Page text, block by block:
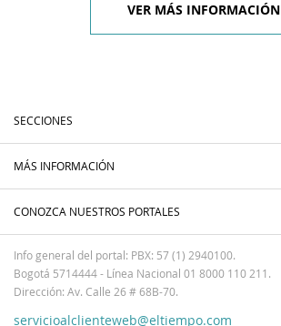
VER MÁS INFORMACIÓN
SECCIONES
MÁS INFORMACIÓN
CONOZCA NUESTROS PORTALES
Info general del portal: PBX: 57 (1) 2940100.
Bogotá 5714444 - Línea Nacional 01 8000 110 211.
Dirección: Av. Calle 26 # 68B-70.
servicioalclienteweb@eltiempo.com